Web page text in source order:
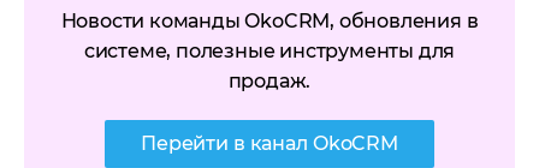
Новости команды OkoCRM, обновления в
системе, полезные инструменты для
продаж.
Перейти в канал OkoCRM